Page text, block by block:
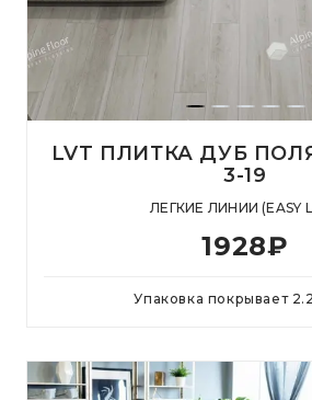
LVT ПЛИТКА ДУБ
3-19
ЛЕГКИЕ ЛИНИИ (EASY
1928₽
Упаковка покрывает